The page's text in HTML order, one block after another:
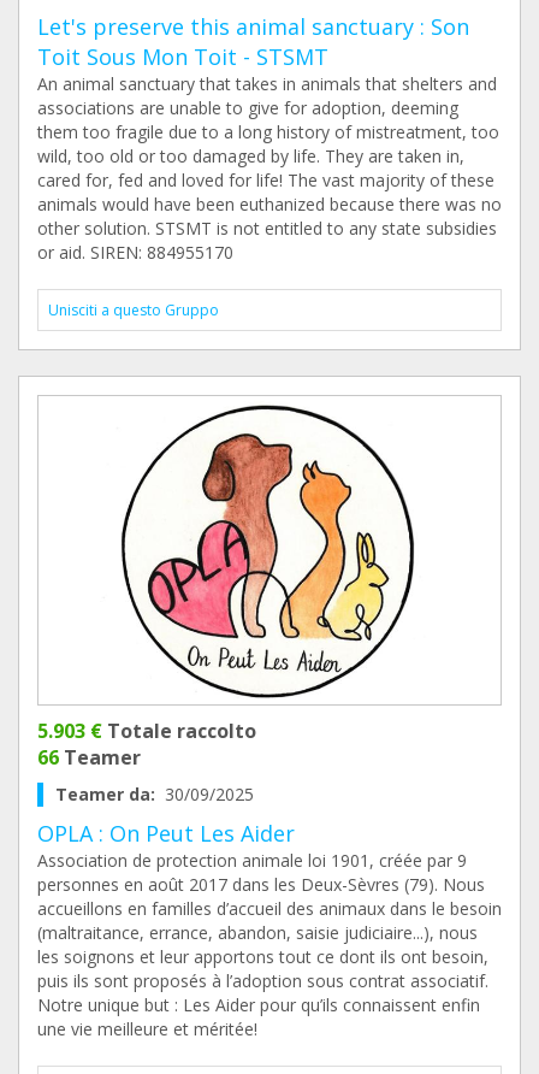
Let's preserve this animal sanctuary : Son
Toit Sous Mon Toit - STSMT
An animal sanctuary that takes in animals that shelters and
associations are unable to give for adoption, deeming
them too fragile due to a long history of mistreatment, too
wild, too old or too damaged by life. They are taken in,
cared for, fed and loved for life! The vast majority of these
animals would have been euthanized because there was no
other solution. STSMT is not entitled to any state subsidies
or aid. SIREN: 884955170
Unisciti a questo Gruppo
5.903 € Totale raccolto
66 Teamer
Teamer da: 30/09/2025
OPLA : On Peut Les Aider
Association de protection animale loi 1901, créée par 9
personnes en août 2017 dans les Deux-Sèvres (79). Nous
accueillons en familles d’accueil des animaux dans le besoin
(maltraitance, errance, abandon, saisie judiciaire...), nous
les soignons et leur apportons tout ce dont ils ont besoin,
puis ils sont proposés à l’adoption sous contrat associatif.
Notre unique but : Les Aider pour qu’ils connaissent enfin
une vie meilleure et méritée!